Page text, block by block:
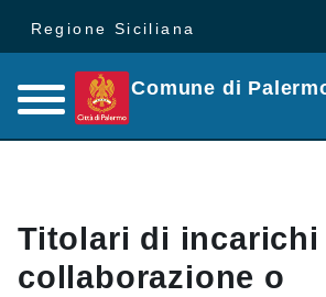
Regione Siciliana
Comune di
Titolari di incarichi
collaborazione o